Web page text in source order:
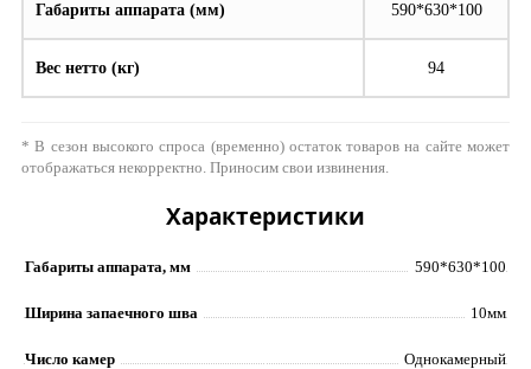
Габариты аппарата (мм) 590*630*100
Вес нетто (кг) 94
* В сезон высокого спроса (временно) остаток товаров на сайте может
отображаться некорректно. Приносим свои извинения.
Характеристики
Габариты аппарата, мм 590*630*100
Ширина запаечного шва 10мм
Число камер Однокамерный